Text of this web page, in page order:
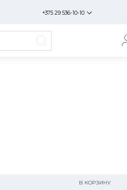
+375 29 536-10-10
В КОРЗИНУ